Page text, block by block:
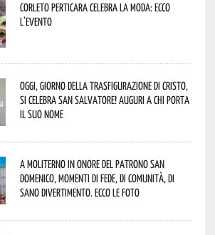
Corleto Perticara celebra la moda: ecco
l’evento
Oggi, giorno della Trasfigurazione di Cristo,
si celebra San Salvatore! Auguri a chi porta
il suo nome
A Moliterno in onore del Patrono San
Domenico, momenti di fede, di comunità, di
sano divertimento. Ecco le foto